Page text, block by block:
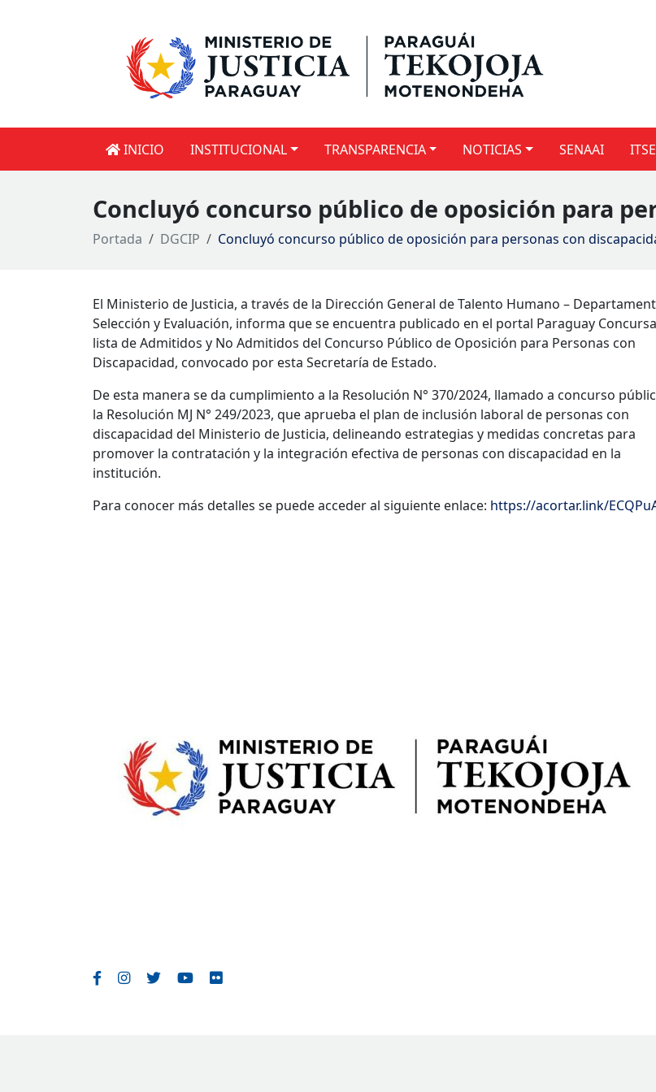
INICIO INSTITUCIONAL TRANSPARENCIA NOTICIAS SENAAI
Concluyó concurso público de oposición para
Portada DGCIP Concluyó concurso público de oposición para personas con
El Ministerio de Justicia, a través de la Dirección General de Talento Humano –
Selección y Evaluación, informa que se encuentra publicado en el portal Paraguay
lista de Admitidos y No Admitidos del Concurso Público de Oposición para Personas con
Discapacidad, convocado por esta Secretaría de Estado.
De esta manera se da cumplimiento a la Resolución N° 370/2024, llamado a concurso
la Resolución MJ N° 249/2023, que aprueba el plan de inclusión laboral de personas con
discapacidad del Ministerio de Justicia, delineando estrategias y medidas concretas para
promover la contratación y la integración efectiva de personas con discapacidad en la
institución.
Para conocer más detalles se puede acceder al siguiente enlace: https://acortar.link/